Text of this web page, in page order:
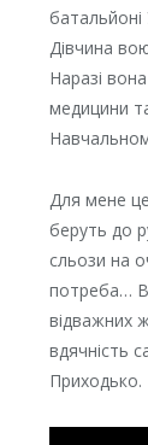
батальйоні
Дівчина
Наразі
медицини
Для мене
беруть до
сльози на
потреба…
відважних
вдячність
Приходько.